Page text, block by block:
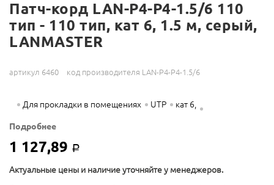
Патч-корд LAN-P4-P4-1.5/6 110
тип - 110 тип, кат 6, 1.5 м, серый,
LANMASTER
артикул 6460 код производителя LAN-P4-P4-1.5/6
Для прокладки в помещениях UTP кат 6,
Подробнее
1 127,89 Р
Актуальные цены и наличие уточняйте у менеджеров.